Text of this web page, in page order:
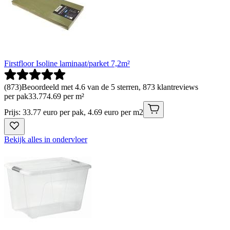
Firstfloor Isoline laminaat/parket 7,2m²
(873)Beoordeeld met 4.6 van de 5 sterren, 873 klantreviews
per pak33.774.69 per m²
Prijs: 33.77 euro per pak, 4.69 euro per m2
Bekijk alles in ondervloer